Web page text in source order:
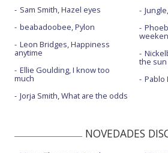
Sam Smith, Hazel eyes
beabadoobee, Pylon
Leon Bridges, Happiness
anytime
Ellie Goulding, I know too
much
Jorja Smith, What are the odds
the sun
Pablo
NOVEDADES